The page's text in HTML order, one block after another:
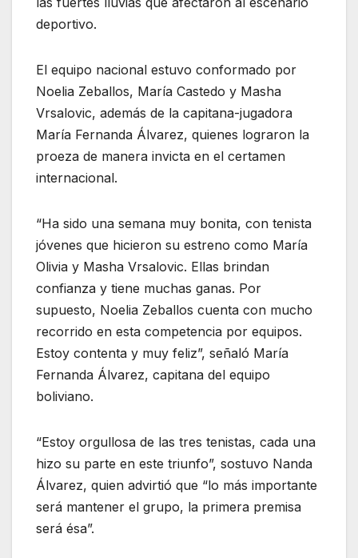
deportivo.
El equipo nacional estuvo conformado por
Noelia Zeballos, María Castedo y Masha
Vrsalovic, además de la capitana-jugadora
María Fernanda Álvarez, quienes lograron la
proeza de manera invicta en el certamen
internacional.
“Ha sido una semana muy bonita, con tenista
jóvenes que hicieron su estreno como María
Olivia y Masha Vrsalovic. Ellas brindan
confianza y tiene muchas ganas. Por
supuesto, Noelia Zeballos cuenta con mucho
recorrido en esta competencia por equipos.
Estoy contenta y muy feliz”, señaló María
Fernanda Álvarez, capitana del equipo
boliviano.
“Estoy orgullosa de las tres tenistas, cada una
hizo su parte en este triunfo”, sostuvo Nanda
Álvarez, quien advirtió que “lo más importante
será mantener el grupo, la primera premisa
será ésa”.